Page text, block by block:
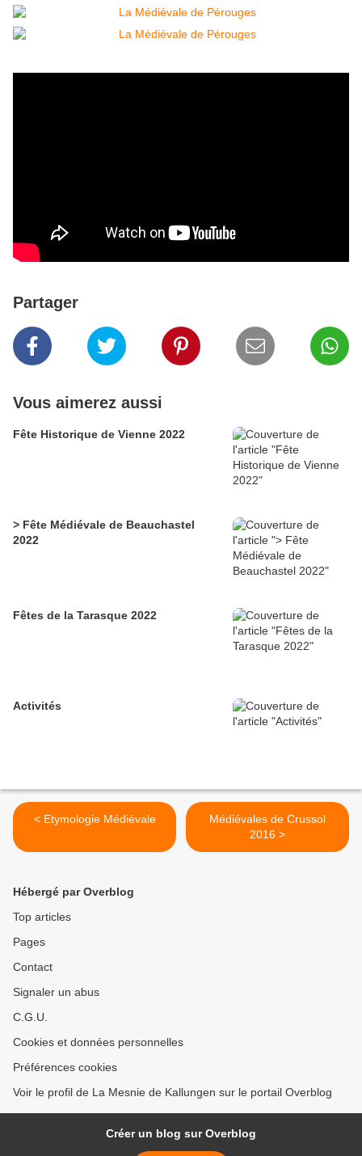
Partager
Vous aimerez aussi
Fête Historique de Vienne 2022
> Fête Médiévale de Beauchastel
2022
Fêtes de la Tarasque 2022
Activités
< Etymologie Médiévale
Médiévales de Crussol
2016 >
Hébergé par Overblog
Top articles
Pages
Contact
Signaler un abus
C.G.U.
Cookies et données personnelles
Préférences cookies
Voir le profil de La Mesnie de Kallungen sur le portail Overblog
Créer un blog sur Overblog